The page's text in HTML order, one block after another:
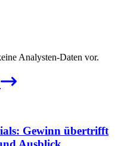
Analysten-Daten vor.
Gewinn übertrifft